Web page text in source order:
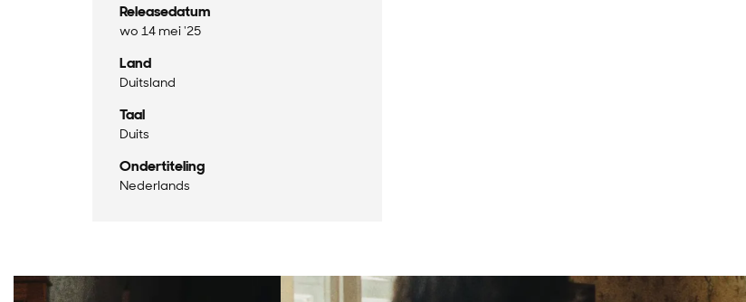
Releasedatum
wo 14 mei '25
Land
Duitsland
Taal
Duits
Ondertiteling
Nederlands
Overslaan